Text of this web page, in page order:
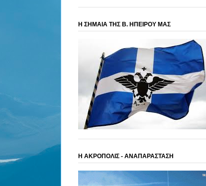
Η ΣΗΜΑΙΑ ΤΗΣ Β. ΗΠΕΙΡΟΥ ΜΑΣ
Η ΑΚΡΟΠΟΛΙΣ - ΑΝΑΠΑΡΑΣΤΑΣΗ